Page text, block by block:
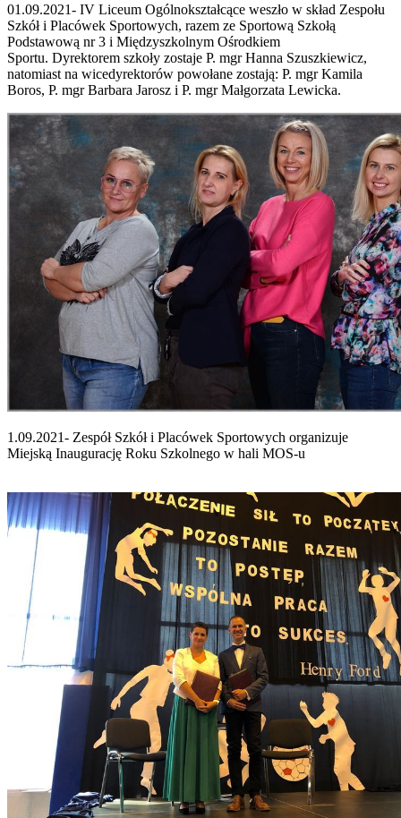
01.09.2021- IV Liceum Ogólnokształcące weszło w skład Zespołu
Szkół i Placówek Sportowych, razem ze Sportową Szkołą
Podstawową nr 3 i Międzyszkolnym Ośrodkiem
Sportu. Dyrektorem szkoły zostaje P. mgr Hanna Szuszkiewicz,
natomiast na wicedyrektorów powołane zostają: P. mgr Kamila
Boros, P. mgr Barbara Jarosz i P. mgr Małgorzata Lewicka.
1.09.2021- Zespół Szkół i Placówek Sportowych organizuje
Miejską Inaugurację Roku Szkolnego w hali MOS-u